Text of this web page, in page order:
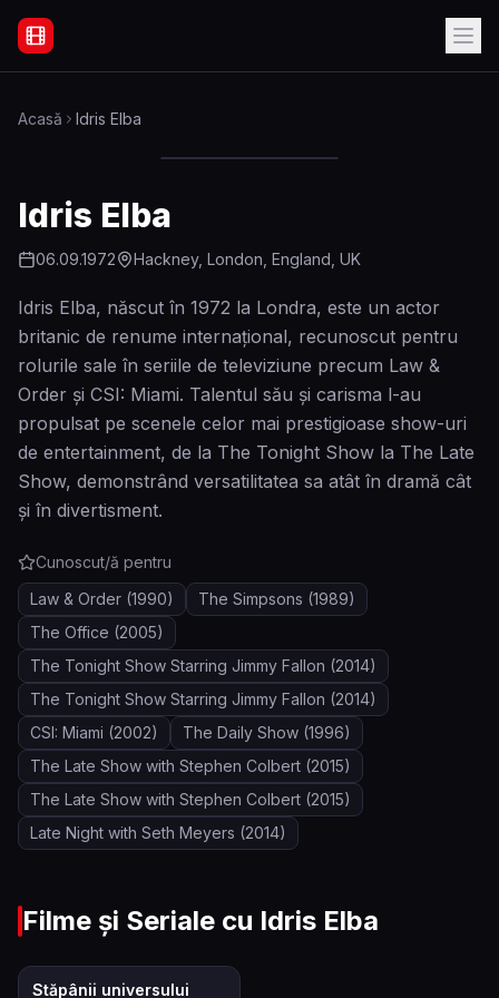
Filme Online Subtitrate - Acasă
Acasă Idris Elba
Idris Elba
06.09.1972 Hackney, London, England, UK
Idris Elba, născut în 1972 la Londra, este un actor
britanic de renume internațional, recunoscut pentru
rolurile sale în seriile de televiziune precum Law &
Order și CSI: Miami. Talentul său și carisma l-au
propulsat pe scenele celor mai prestigioase show-uri
de entertainment, de la The Tonight Show la The Late
Show, demonstrând versatilitatea sa atât în dramă cât
și în divertisment.
Cunoscut/ă pentru
Law & Order (1990) The Simpsons (1989)
The Office (2005)
The Tonight Show Starring Jimmy Fallon (2014)
The Tonight Show Starring Jimmy Fallon (2014)
CSI: Miami (2002) The Daily Show (1996)
The Late Show with Stephen Colbert (2015)
The Late Show with Stephen Colbert (2015)
Late Night with Seth Meyers (2014)
Filme și Seriale cu Idris Elba
Stăpânii universului